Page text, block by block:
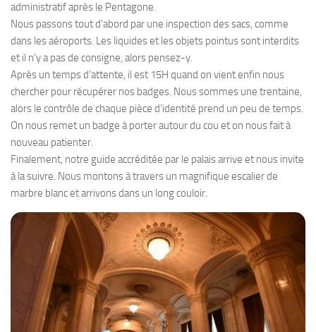
administratif après le Pentagone.
Nous passons tout d’abord par une inspection des sacs, comme
dans les aéroports. Les liquides et les objets pointus sont interdits
et il n’y a pas de consigne, alors pensez-y.
Après un temps d’attente, il est 15H quand on vient enfin nous
chercher pour récupérer nos badges. Nous sommes une trentaine,
alors le contrôle de chaque pièce d’identité prend un peu de temps.
On nous remet un badge à porter autour du cou et on nous fait à
nouveau patienter.
Finalement, notre guide accréditée par le palais arrive et nous invite
à la suivre. Nous montons à travers un magnifique escalier de
marbre blanc et arrivons dans un long couloir.